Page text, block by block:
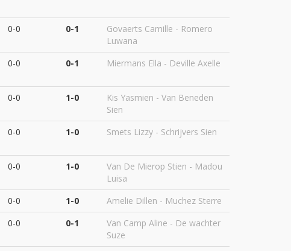
0-0 0-1
Govaerts Camille - Romero
Luwana
0-0 0-1 Miermans Ella - Deville Axelle
0-0 1-0
Kis Yasmien - Van Beneden
Sien
0-0 1-0 Smets Lizzy - Schrijvers Sien
0-0 1-0
Van De Mierop Stien - Madou
Luisa
0-0 1-0
Amelie Dillen - Muchez Sterre
0-0 0-1
Van Camp Aline - De wachter
Suze